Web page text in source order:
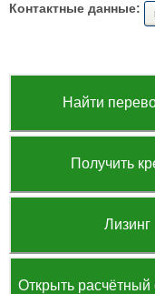
Контактные данные:
Найти
Получить
Лизинг
Открыть расчётный